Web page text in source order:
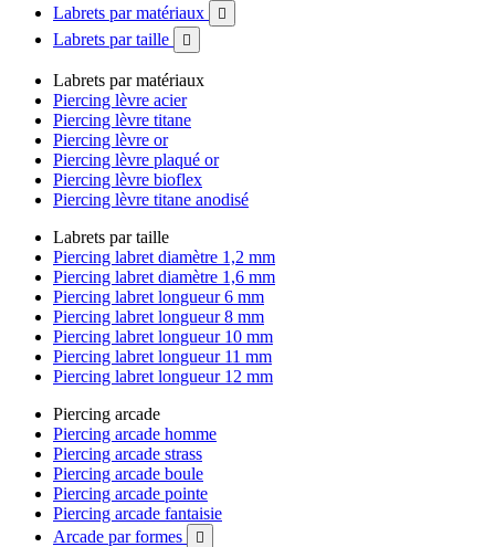
Labrets par matériaux

Labrets par taille 
Labrets par matériaux
Piercing lèvre acier
Piercing lèvre titane
Piercing lèvre or
Piercing lèvre plaqué or
Piercing lèvre bioflex
Piercing lèvre titane anodisé
Labrets par taille
Piercing labret diamètre 1,2 mm
Piercing labret diamètre 1,6 mm
Piercing labret longueur 6 mm
Piercing labret longueur 8 mm
Piercing labret longueur 10 mm
Piercing labret longueur 11 mm
Piercing labret longueur 12 mm
Piercing arcade
Piercing arcade homme
Piercing arcade strass
Piercing arcade boule
Piercing arcade pointe
Piercing arcade fantaisie
Arcade par formes
